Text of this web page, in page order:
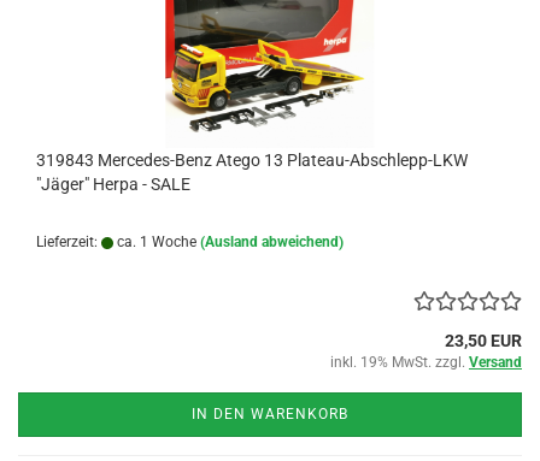
319843 Mercedes-Benz Atego 13 Plateau-Abschlepp-LKW
"Jäger" Herpa - SALE
Lieferzeit: ca. 1 Woche (Ausland abweichend)
23,50 EUR
inkl. 19% MwSt. zzgl. Versand
IN DEN WARENKORB